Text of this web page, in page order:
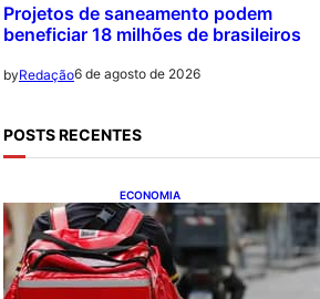
Projetos de saneamento podem
beneficiar 18 milhões de brasileiros
byRedação6 de agosto de 2026
POSTS RECENTES
ECONOMIA
CAIXA e iFood facilitam
financiamento de motos e
bicicletas elétricas para
entregadores